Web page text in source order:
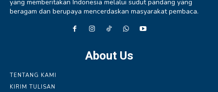
yang memberitakan Indonesia melalui sudut pandang yang
beragam dan berupaya mencerdaskan masyarakat pembaca.
About Us
TENTANG KAMI
KIRIM TULISAN